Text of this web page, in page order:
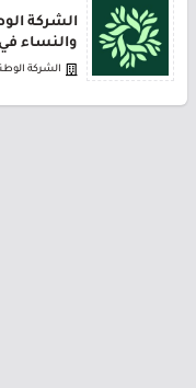
الشركة
والنساء
الشركة